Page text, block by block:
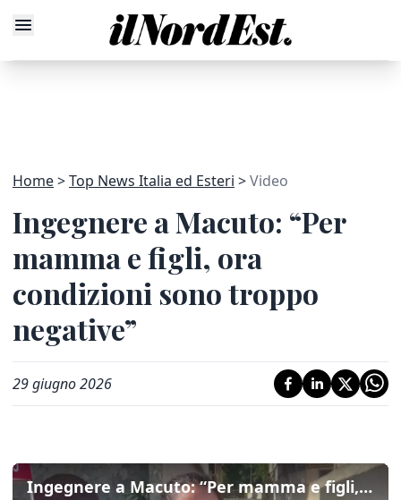
Home Top News Italia ed Esteri Video
Ingegnere a Macuto: “Per
mamma e figli, ora
condizioni sono troppo
negative”
29 giugno 2026
Ingegnere a Macuto: “Per mamma e figli, ora condizioni sono troppo negative”